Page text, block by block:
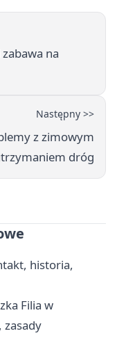
na
Następny >>
z zimowym
dróg
historia,
Filia w
zasady